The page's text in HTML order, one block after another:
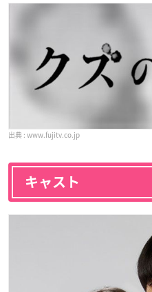
www.fujitv.co.jp
キャスト